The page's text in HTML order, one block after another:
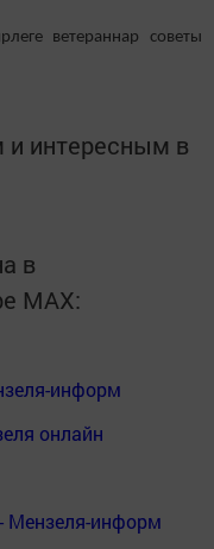
ветераннар советы
интересным в
в
MАХ:
информ
онлайн
Мензеля-информ